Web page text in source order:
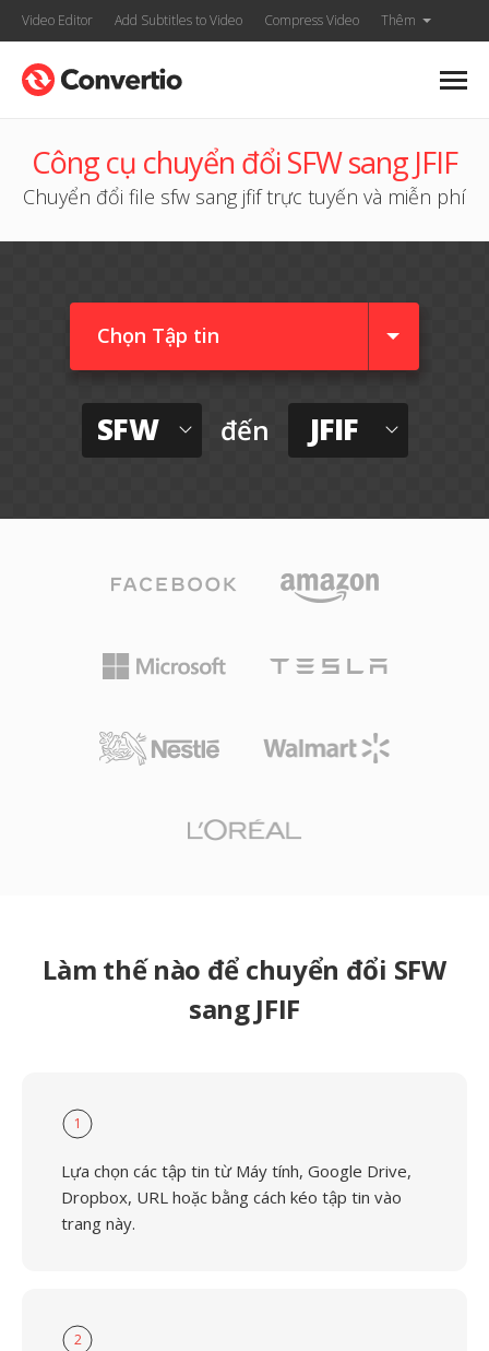
Video Editor Add Subtitles to Video Compress Video Thêm
Công cụ chuyển đổi SFW sang JFIF
Chuyển đổi file sfw sang jfif trực tuyến và miễn phí
Chọn Tập tin
SFW đến JFIF
Làm thế nào để chuyển đổi SFW
sang JFIF
1
Lựa chọn các tập tin từ Máy tính, Google Drive,
Dropbox, URL hoặc bằng cách kéo tập tin vào
trang này.
2